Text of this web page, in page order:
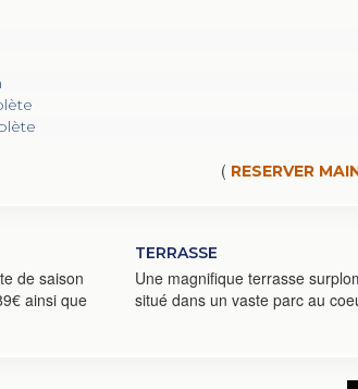
( RESERVER
de saison
ainsi que
TERRASSE
Une magnifique terrasse
situé dans un vaste parc au